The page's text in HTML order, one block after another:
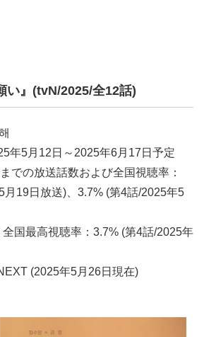
い』(tvN/2025/全12話)
年5月12日～2025年6月17日予定
での放送話数および全国視聴率：
月19日放送)、3.7% (第4話/2025年5
国最高視聴率：3.7% (第4話/2025年
(2025年5月26日現在)